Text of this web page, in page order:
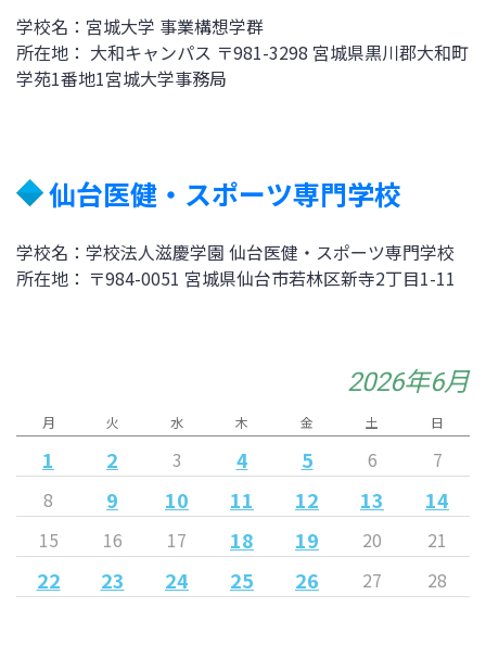
学校名：宮城大学 事業構想学群
所在地： 大和キャンパス 〒981-3298 宮城県黒川郡大和町
学苑1番地1宮城大学事務局
仙台医健 ・スポーツ専門学校
学校名：学校法人滋慶学園 仙台医健・スポーツ専門学校
所在地： 〒984-0051 宮城県仙台市若林区新寺2丁目1-11
2026年6月
月 火 水 木 金 土 日
1 2 3 4 5 6
7
8
9 10 11 12 13 14
15 16 17 18 19 20 21
22 23 24 25 26 27
28